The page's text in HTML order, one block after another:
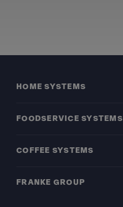
HOME SYSTEMS
FOODSERVICE SYSTEMS
COFFEE SYSTEMS
FRANKE GROUP